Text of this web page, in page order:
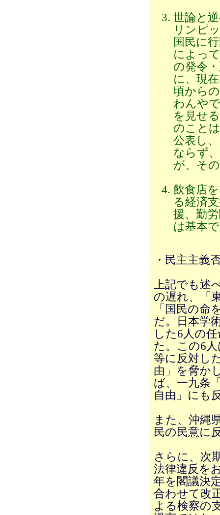
世論と
リンピ
国民に
によっ
の発令
に、現
頃から
わんや
を見せ
のこと
公表し
ならず
が、そ
飲食店
る経済
援、勤
は基本
・民主主義
上記でも述
の遅れ、「
「国民の命
だ。日本学
した6人の
た。この6
等に反対し
由」を脅か
ば、一九条
自由」にも
また、沖縄
民の民意に
さらに、次
法律違反を
年を閣議決
合わせて改
よる検察の